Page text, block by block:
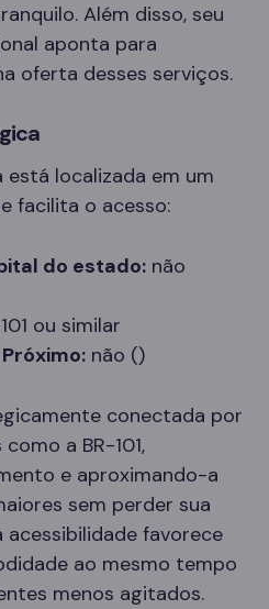
Além disso, seu
aponta para
oferta desses serviços.
está localizada em um
facilita o acesso:
do estado: não
ou similar
não ()
conectada por
a BR-101,
e aproximando-a
sem perder sua
acessibilidade favorece
ao mesmo tempo
menos agitados.